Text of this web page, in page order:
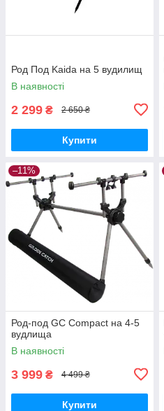
Род Под Kaida на 5 вудилищ
В наявності
2 299 ₴ 2 650 ₴
Купити
–11%
Род-под GC Compact на 4-5
вудлища
В наявності
3 999 ₴ 4 499 ₴
Купити